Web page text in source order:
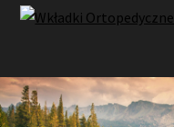
Skip